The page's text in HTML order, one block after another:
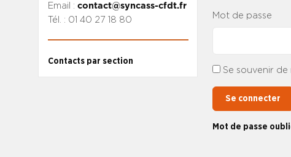
Email : contact@syncass-cfdt.fr
Tél. : 01 40 27 18 80
Contacts par section
Mot de passe
Se souvenir de
Se connecter
Mot de passe